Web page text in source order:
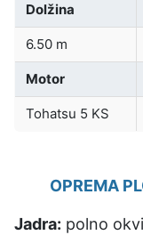
Dolžina
6.50 m
Motor
Tohatsu 5 KS
OPREMA
Jadra: polno